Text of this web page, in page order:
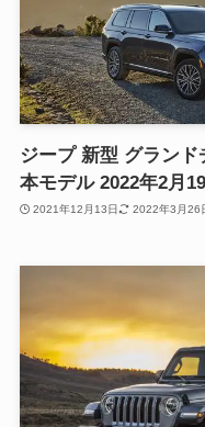
ジープ 新型 グランド
本モデル 2022年2月
2021年12月13日 2022年3月26